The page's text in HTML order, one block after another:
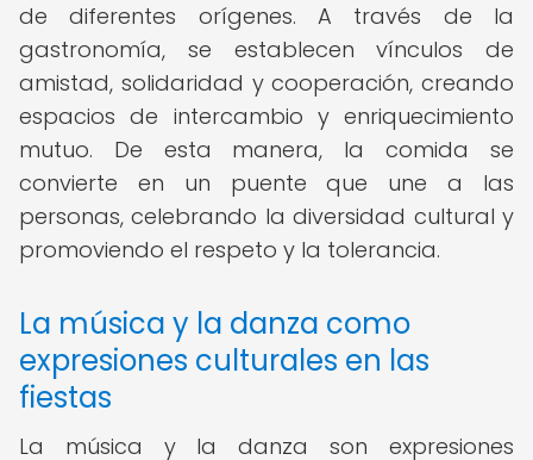
de diferentes orígenes. A través de la
gastronomía, se establecen vínculos de
amistad, solidaridad y cooperación, creando
espacios de intercambio y enriquecimiento
mutuo. De esta manera, la comida se
convierte en un puente que une a las
personas, celebrando la diversidad cultural y
promoviendo el respeto y la tolerancia.
La música y la danza como
expresiones culturales en las
fiestas
La música y la danza son expresiones